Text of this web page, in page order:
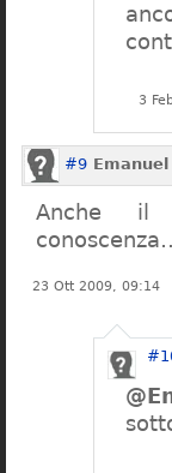
3
#9
Anche il
23 Ott 2009, 09:14